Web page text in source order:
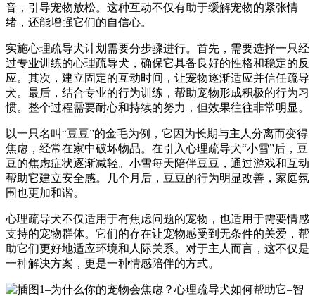
音，引导宠物放松。这种互动不仅有助于缓解宠物的紧张情
绪，还能增强它们的自信心。
实施心理疏导犬计划需要分步骤进行。首先，需要选择一只经
过专业训练的心理疏导犬，确保它具备良好的性格和稳定的反
应。其次，建立固定的互动时间，让宠物逐渐适应并信任疏导
犬。最后，结合专业的行为训练，帮助宠物形成积极的行为习
惯。整个过程需要耐心和持续的努力，但效果往往非常明显。
以一只名叫“豆豆”的金毛为例，它因为长期与主人分离而变得
焦虑，经常在家中破坏物品。在引入心理疏导犬“小雪”后，豆
豆的焦虑症状逐渐减轻。小雪每天陪伴豆豆，通过游戏和互动
帮助它建立安全感。几个月后，豆豆的行为明显改善，家庭氛
围也更加和谐。
心理疏导犬不仅适用于有焦虑问题的宠物，也适用于需要情感
支持的宠物群体。它们的存在让宠物感受到无条件的关爱，帮
助它们更好地适应环境和人际关系。对于主人而言，这不仅是
一种解决方案，更是一种情感陪伴的方式。